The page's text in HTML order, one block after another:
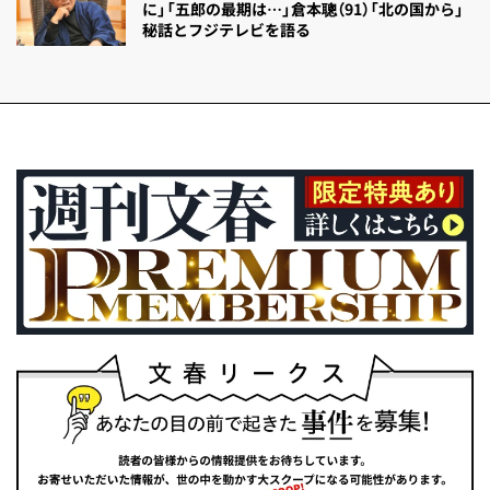
に」「五郎の最期は…」倉本聰（91）「北の国から」
秘話とフジテレビを語る